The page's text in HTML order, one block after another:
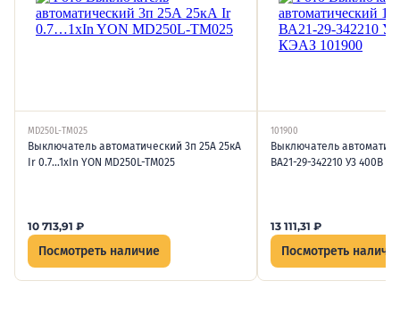
MD250L-TM025
Выключатель автоматический 3п 25А 25кА
Ir 0.7…1xIn YON MD250L-TM025
10 713,91 ₽
Посмотреть наличие
101900
Выключатель
ВА21-29-342210 У3 400В
13 111,31 ₽
Посмотреть